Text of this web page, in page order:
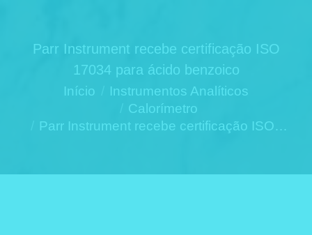
Parr Instrument recebe certificação ISO
17034 para ácido benzoico
Você está aqui:
Início
Instrumentos Analíticos
Calorímetro
Parr Instrument recebe certificação ISO…